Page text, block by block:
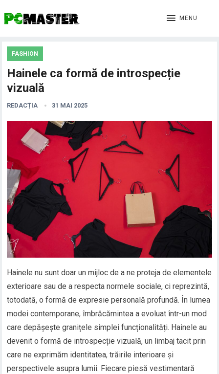
MENU
FASHION
Hainele ca formă de introspecție
vizuală
REDACȚIA 31 MAI 2025
Hainele nu sunt doar un mijloc de a ne proteja de elementele
exterioare sau de a respecta normele sociale, ci reprezintă,
totodată, o formă de expresie personală profundă. În lumea
modei contemporane, îmbrăcămintea a evoluat într-un mod
care depășește granițele simplei funcționalități. Hainele au
devenit o formă de introspecție vizuală, un limbaj tacit prin
care ne exprimăm identitatea, trăirile interioare și
perspectivele asupra lumii. Fiecare piesă vestimentară